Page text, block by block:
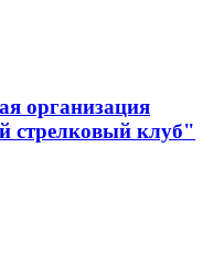
организация
стрелковый клуб"